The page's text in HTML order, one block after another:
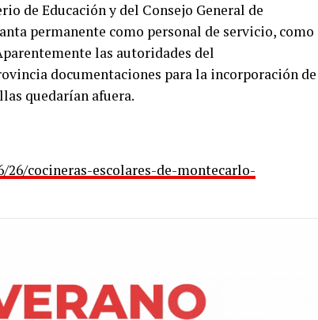
de Educación y del Consejo General de
permanente como personal de servicio, como
las autoridades del
documentaciones para la incorporación de
quedarían afuera.
cocineras-escolares-de-montecarlo-